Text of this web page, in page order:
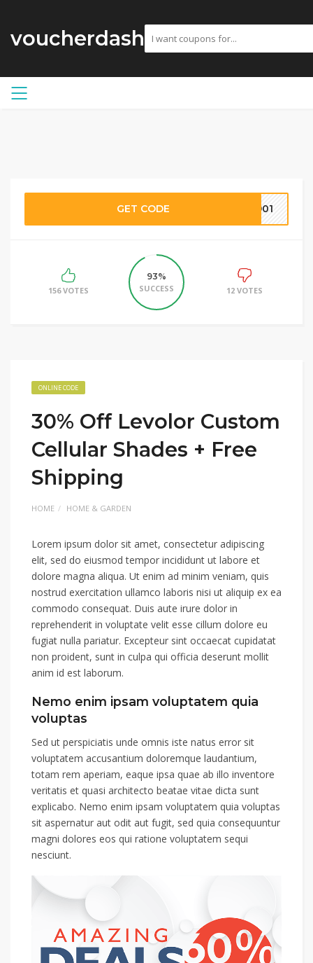
voucherdash
GET CODE 8901
156 VOTES
93%
SUCCESS
12 VOTES
ONLINE CODE
30% Off Levolor Custom
Cellular Shades + Free
Shipping
HOME HOME & GARDEN
Lorem ipsum dolor sit amet, consectetur adipiscing
elit, sed do eiusmod tempor incididunt ut labore et
dolore magna aliqua. Ut enim ad minim veniam, quis
nostrud exercitation ullamco laboris nisi ut aliquip ex ea
commodo consequat. Duis aute irure dolor in
reprehenderit in voluptate velit esse cillum dolore eu
fugiat nulla pariatur. Excepteur sint occaecat cupidatat
non proident, sunt in culpa qui officia deserunt mollit
anim id est laborum.
Nemo enim ipsam voluptatem quia
voluptas
Sed ut perspiciatis unde omnis iste natus error sit
voluptatem accusantium doloremque laudantium,
totam rem aperiam, eaque ipsa quae ab illo inventore
veritatis et quasi architecto beatae vitae dicta sunt
explicabo. Nemo enim ipsam voluptatem quia voluptas
sit aspernatur aut odit aut fugit, sed quia consequuntur
magni dolores eos qui ratione voluptatem sequi
nesciunt.